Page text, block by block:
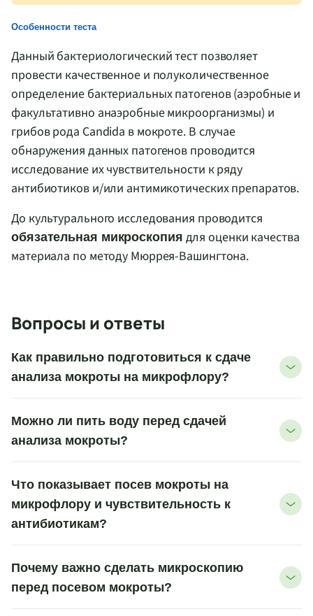
Особенности теста
Данный бактериологический тест позволяет
провести качественное и полуколичественное
определение бактериальных патогенов (аэробные и
факультативно анаэробные микроорганизмы) и
грибов рода Candida в мокроте. В случае
обнаружения данных патогенов проводится
исследование их чувствительности к ряду
антибиотиков и/или антимикотических препаратов.
До культурального исследования проводится
обязательная микроскопия для оценки качества
материала по методу Мюррея-Вашингтона.
Вопросы и ответы
Как правильно подготовиться к сдаче
анализа мокроты на микрофлору?
Можно ли пить воду перед сдачей
анализа мокроты?
Что показывает посев мокроты на
микрофлору и чувствительность к
антибиотикам?
Почему важно сделать микроскопию
перед посевом мокроты?